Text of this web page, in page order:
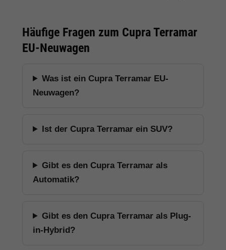
Häufige Fragen zum Cupra Terramar
EU-Neuwagen
Was ist ein Cupra Terramar EU-
Neuwagen?
Ist der Cupra Terramar ein SUV?
Gibt es den Cupra Terramar als
Automatik?
Gibt es den Cupra Terramar als Plug-
in-Hybrid?